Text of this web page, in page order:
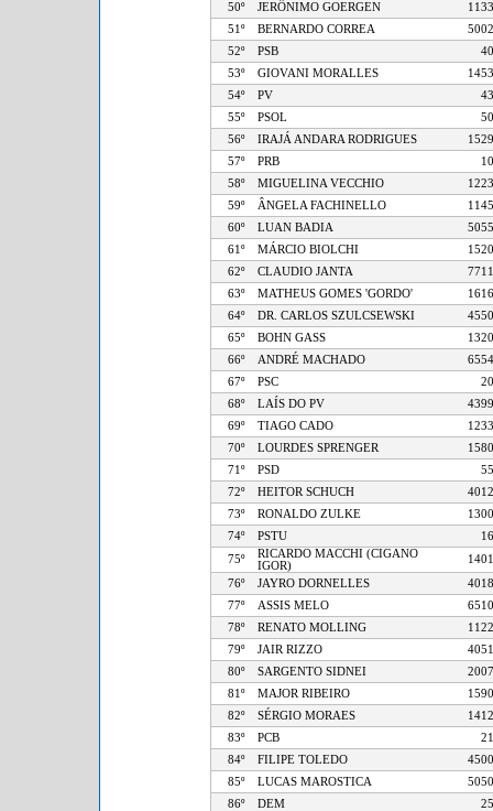
50º
JERÔNIMO GOERGEN
51º
BERNARDO CORREA
52º
PSB
53º
GIOVANI MORALLES
54º
PV
55º
PSOL
56º
IRAJÁ ANDARA RODRIGUES
57º
PRB
58º
MIGUELINA VECCHIO
59º
ÂNGELA FACHINELLO
60º
LUAN BADIA
61º
MÁRCIO BIOLCHI
62º
CLAUDIO JANTA
63º
MATHEUS GOMES 'GORDO'
64º
DR. CARLOS SZULCSEWSKI
65º
BOHN GASS
66º
ANDRÉ MACHADO
67º
PSC
68º
LAÍS DO PV
69º
TIAGO CADO
70º
LOURDES SPRENGER
71º
PSD
72º
HEITOR SCHUCH
73º
RONALDO ZULKE
74º
PSTU
75º
RICARDO MACCHI (CIGANO
IGOR)
76º
JAYRO DORNELLES
77º
ASSIS MELO
78º
RENATO MOLLING
79º
JAIR RIZZO
80º
SARGENTO SIDNEI
81º
MAJOR RIBEIRO
82º
SÉRGIO MORAES
83º
PCB
84º
FILIPE TOLEDO
85º
LUCAS MAROSTICA
86º
DEM